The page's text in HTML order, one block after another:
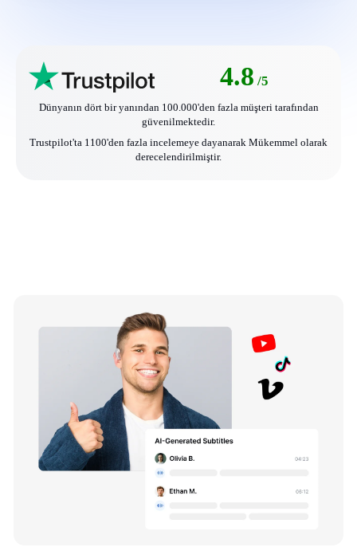
4.8 /5
Dünyanın dört bir yanından 100.000'den fazla müşteri tarafından
güvenilmektedir.
Trustpilot'ta 1100'den fazla incelemeye dayanarak Mükemmel olarak
derecelendirilmiştir.